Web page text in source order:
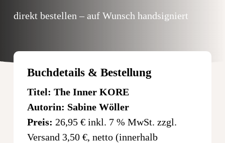
direkt bestellen – auf Wunsch handsigniert
Buchdetails & Bestellung
Titel: The Inner KORE
Autorin: Sabine Wöller
Preis: 26,95 € inkl. 7 % MwSt. zzgl.
Versand 3,50 €, netto (innerhalb